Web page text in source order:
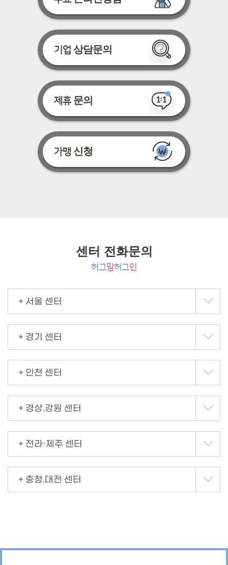
기업 상담문의
제휴문의
가맹 신청
센터 전화문의
허그맘허그인
+ 서울 센터
+ 경기 센터
+ 인천 센터
+ 경상.강원 센터
+ 전라·제주 센터
+ 충청.대전 센터